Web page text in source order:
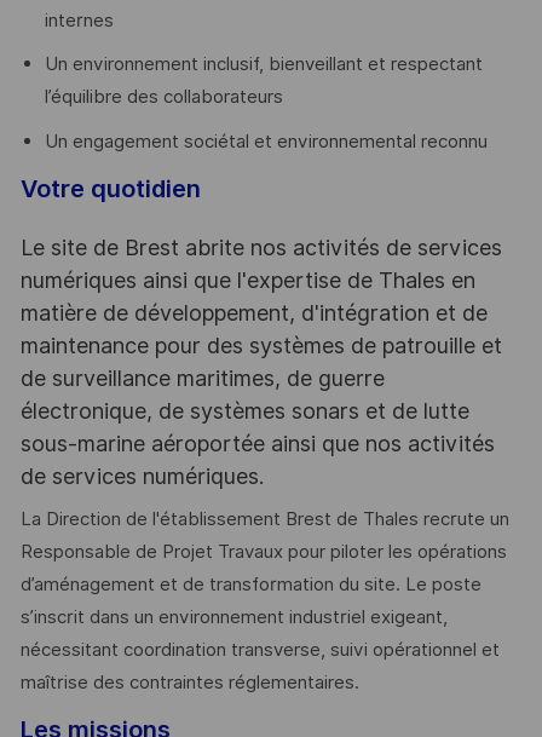
internes
Un environnement inclusif, bienveillant et respectant
l’équilibre des collaborateurs
Un engagement sociétal et environnemental reconnu
Votre quotidien
Le site de Brest abrite nos activités de services
numériques ainsi que l'expertise de Thales en
matière de développement, d'intégration et de
maintenance pour des systèmes de patrouille et
de surveillance maritimes, de guerre
électronique, de systèmes sonars et de lutte
sous-marine aéroportée ainsi que nos activités
de services numériques.
La Direction de l'établissement Brest de Thales recrute un
Responsable de Projet Travaux pour piloter les opérations
d’aménagement et de transformation du site. Le poste
s’inscrit dans un environnement industriel exigeant,
nécessitant coordination transverse, suivi opérationnel et
maîtrise des contraintes réglementaires.
Les missions